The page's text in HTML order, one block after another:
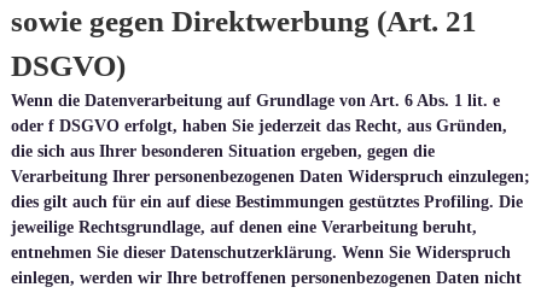
sowie gegen Direktwerbung (Art. 21
DSGVO)
Wenn die Datenverarbeitung auf Grundlage von Art. 6 Abs. 1 lit. e
oder f DSGVO erfolgt, haben Sie jederzeit das Recht, aus Gründen,
die sich aus Ihrer besonderen Situation ergeben, gegen die
Verarbeitung Ihrer personenbezogenen Daten Widerspruch einzulegen;
dies gilt auch für ein auf diese Bestimmungen gestütztes Profiling. Die
jeweilige Rechtsgrundlage, auf denen eine Verarbeitung beruht,
entnehmen Sie dieser Datenschutzerklärung. Wenn Sie Widerspruch
einlegen, werden wir Ihre betroffenen personenbezogenen Daten nicht